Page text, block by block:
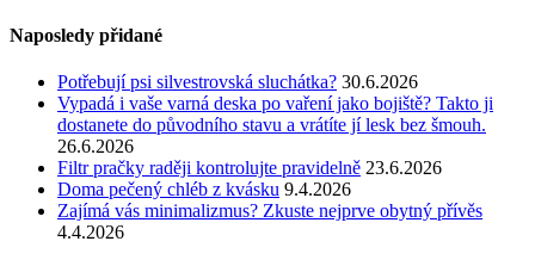
Naposledy přidané
Potřebují psi silvestrovská sluchátka? 30.6.2026
Vypadá i vaše varná deska po vaření jako bojiště? Takto ji
dostanete do původního stavu a vrátíte jí lesk bez šmouh.
26.6.2026
Filtr pračky raději kontrolujte pravidelně 23.6.2026
Doma pečený chléb z kvásku 9.4.2026
Zajímá vás minimalizmus? Zkuste nejprve obytný přívěs
4.4.2026